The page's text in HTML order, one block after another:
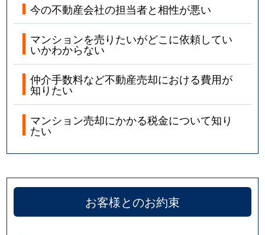
今の不動産会社の担当者と相性が悪い
マンションを売りたいがどこに依頼してい
いかわからない
仲介手数料など不動産売却における費用が
知りたい
マンション売却にかかる税金について知り
たい
お客様とのお約束